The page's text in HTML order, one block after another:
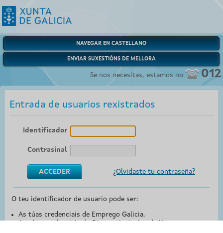
NAVEGAR EN CASTELLANO
ENVIAR SUXESTIÓNS DE MELLORA
Se nos necesitas, estamos no 012
Entrada de usuarios rexistrados
Identificador
Contrasinal
¿Olvidaste tu contraseña?
O teu identificador de usuario pode ser:
As túas credenciais de Emprego Galicia.